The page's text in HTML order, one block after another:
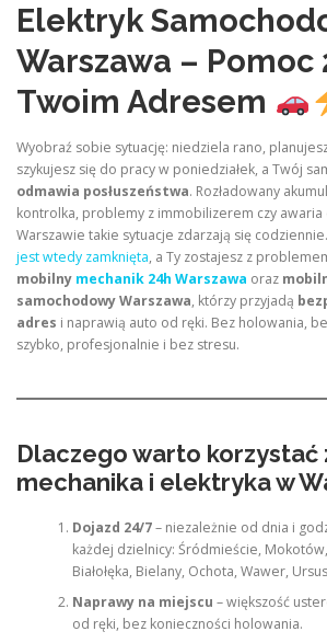
Elektryk
Warszawa –
Twoim Adresem
Wyobraź sobie sytuację: niedziela rano,
szykujesz się do pracy w poniedziałek, a Twój
odmawia posłuszeństwa. Rozładowany
kontrolka, problemy z immobilizerem czy awaria
Warszawie takie sytuacje zdarzają się
jest wtedy zamknięta, a Ty zostajesz z
mobilny mechanik 24h Warszawa oraz
samochodowy Warszawa, którzy przyjadą
adres i naprawią auto od ręki. Bez holowania,
szybko, profesjonalnie i bez stresu.
Dlaczego warto korzystać
mechanika i elektryka w
Dojazd 24/7– niezależnie od dnia i
każdej dzielnicy: Śródmieście,
Białołęka, Bielany, Ochota, Wawer,
Naprawy na miejscu – większość
od ręki, bez konieczności holowania.